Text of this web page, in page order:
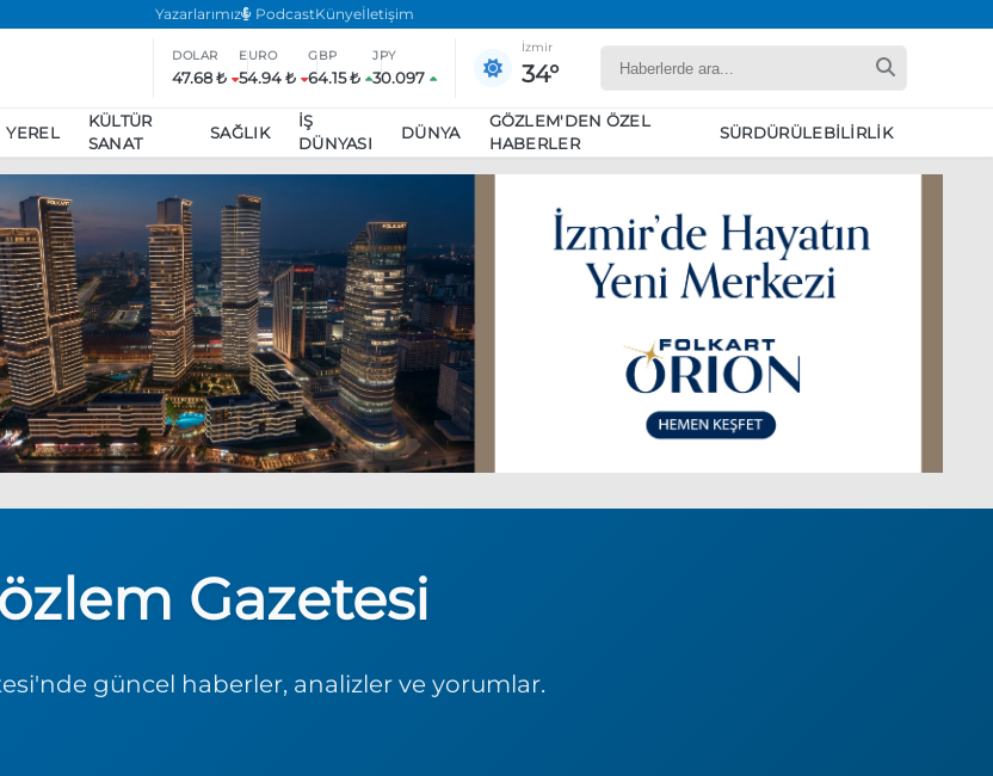
Yazarlarımız PodcastKünyeİletişim
DOLAR
47.68 ₺
EURO
54.94 ₺
GBP
64.15 ₺
JPY
30.097
İzmir
34°
YEREL
KÜLTÜR
SANAT
SAĞLIK
İŞ
DÜNYASI
DÜNYA
GÖZLEM'DEN ÖZEL
HABERLER
SÜRDÜRÜLEBILIRLIK
yasağı uzatıldı
Özgür Özel, Ekrem İmamoğlu’nu ziyaret edecek
kararı aldı
Boykot
Gazetesi
güncel haberler, analizler ve yorumlar.